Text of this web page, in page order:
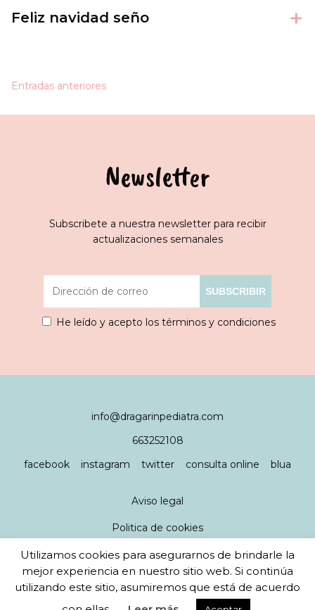
Feliz navidad seño +
Navegación
de
Entradas anteriores
Newsletter
Subscribete a nuestra newsletter para recibir
actualizaciones semanales
He leído y acepto los términos y condiciones
info@dragarinpediatra.com
663252108
facebook
instagram twitter consulta online blua
Aviso legal
Politica de cookies
Política de privacidad
javikorea- ilustraciones
Utilizamos cookies para asegurarnos de brindarle la
mejor experiencia en nuestro sitio web. Si continúa
utilizando este sitio, asumiremos que está de acuerdo